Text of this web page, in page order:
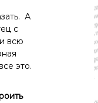
А
с
всю
это.